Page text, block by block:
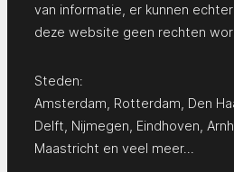
van informatie, er kunnen
deze website geen rechten
Steden:
Amsterdam Rotterdam Den
Delft Nijmegen Eindhoven
Maastricht en veel meer…